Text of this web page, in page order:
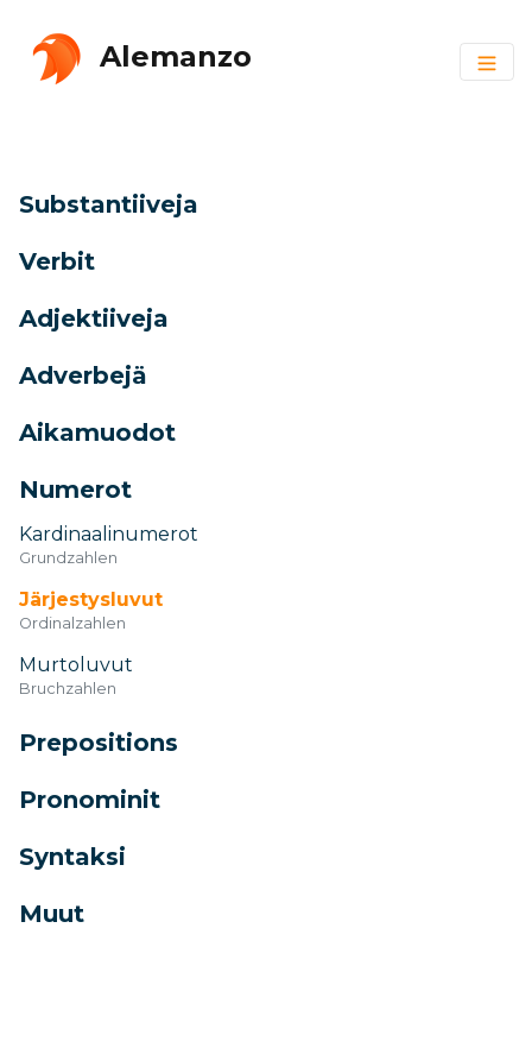
Alemanzo
Substantiiveja
Verbit
Adjektiiveja
Adverbejä
Aikamuodot
Numerot
Kardinaalinumerot
Grundzahlen
Järjestysluvut
Ordinalzahlen
Murtoluvut
Bruchzahlen
Prepositions
Pronominit
Syntaksi
Muut